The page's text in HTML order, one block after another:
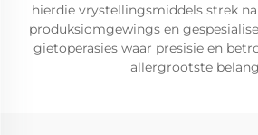
hierdie vrystellingsmiddels strek
produksiomgewings en
gietoperasies waar presisie en
allergrootste